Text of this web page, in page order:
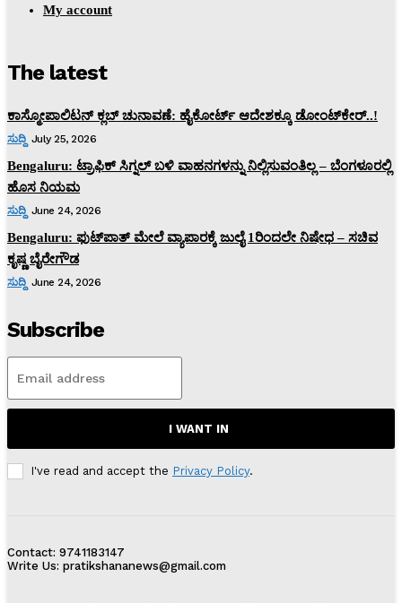
My account
The latest
ಕಾಸ್ಮೋಪಾಲಿಟನ್‌ ಕ್ಲಬ್‌ ಚುನಾವಣೆ: ಹೈಕೋರ್ಟ್‌ ಆದೇಶಕ್ಕೂ ಡೋಂಟ್‌ಕೇರ್‌..!
ಸುದ್ದಿ July 25, 2026
Bengaluru: ಟ್ರಾಫಿಕ್‌ ಸಿಗ್ನಲ್‌ ಬಳಿ ವಾಹನಗಳನ್ನು ನಿಲ್ಲಿಸುವಂತಿಲ್ಲ – ಬೆಂಗಳೂರಲ್ಲಿ
ಹೊಸ ನಿಯಮ
ಸುದ್ದಿ June 24, 2026
Bengaluru: ಫುಟ್‌ಪಾತ್‌ ಮೇಲೆ ವ್ಯಾಪಾರಕ್ಕೆ ಜುಲೈ 1ರಿಂದಲೇ ನಿಷೇಧ – ಸಚಿವ
ಕೃಷ್ಣ ಬೈರೇಗೌಡ
ಸುದ್ದಿ June 24, 2026
Subscribe
I WANT IN
I've read and accept the Privacy Policy.
Contact: 9741183147
Write Us: pratikshananews@gmail.com